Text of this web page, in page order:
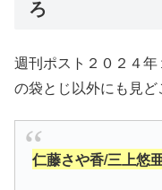
ろ
週刊ポスト２０２４
の袋とじ以外にも見ど
仁藤さや香/三上悠